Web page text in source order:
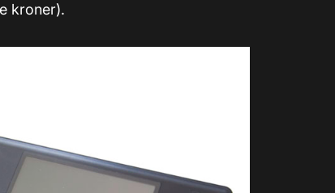
kroner).